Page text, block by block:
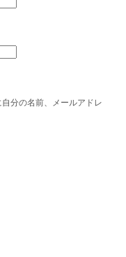
分の名前、メールアドレ